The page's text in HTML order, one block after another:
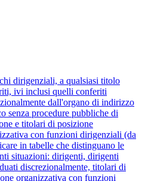
dirigenziali, a qualsiasi titolo
ivi inclusi quelli conferiti
dall'organo di indirizzo
senza procedure pubbliche di
e titolari di posizione
con funzioni dirigenziali (da
in tabelle che distinguano le
situazioni: dirigenti, dirigenti
discrezionalmente, titolari di
organizzativa con funzioni